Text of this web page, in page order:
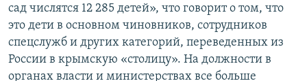
сад числятся 12 285 детей», что говорит о том, что
это дети в основном чиновников, сотрудников
спецслужб и других категорий, переведенных из
России в крымскую «столицу». На должности в
органах власти и министерствах все больше